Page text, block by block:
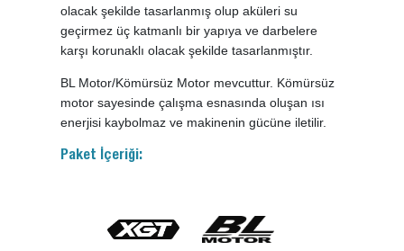
olacak şekilde tasarlanmış olup aküleri su
geçirmez üç katmanlı bir yapıya ve darbelere
karşı korunaklı olacak şekilde tasarlanmıştır.
BL Motor/Kömürsüz Motor mevcuttur. Kömürsüz
motor sayesinde çalışma esnasında oluşan ısı
enerjisi kaybolmaz ve makinenin gücüne iletilir.
Paket İçeriği: